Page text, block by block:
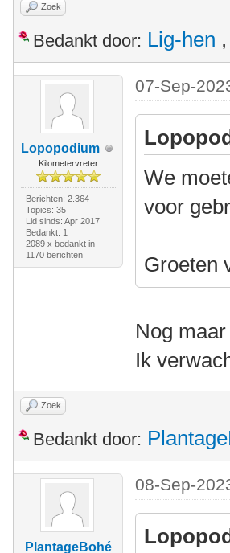
Zoek
Bedankt door: Lig-hen ,
Lopopodium
Kilometervreter
Berichten: 2.364
Topics: 35
Lid sinds: Apr 2017
Bedankt: 1
2089 x bedankt in
1170 berichten
07-Sep-
We
voor
Groeten
Nog
Ik
Zoek
Bedankt door:
PlantageBohé
08-Sep-